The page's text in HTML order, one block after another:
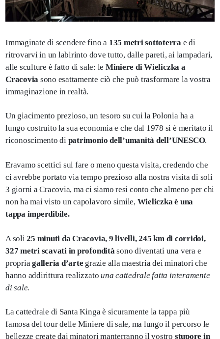
Immaginate di scendere fino a 135 metri sottoterra e di
ritrovarvi in un labirinto dove tutto, dalle pareti, ai lampadari,
alle sculture è fatto di sale: le Miniere di Wieliczka a
Cracovia sono esattamente ciò che può trasformare la vostra
immaginazione in realtà.
Un giacimento prezioso, un tesoro su cui la Polonia ha a
lungo costruito la sua economia e che dal 1978 si è meritato il
riconoscimento di patrimonio dell’umanità dell’UNESCO.
Eravamo scettici sul fare o meno questa visita, credendo che
ci avrebbe portato via tempo prezioso alla nostra visita di soli
3 giorni a Cracovia, ma ci siamo resi conto che almeno per chi
non ha mai visto un capolavoro simile, Wieliczka è una
tappa imperdibile.
A soli25 minuti da Cracovia, 9 livelli, 245 km di corridoi,
327 metri scavati in profondità sono diventati una vera e
propriagalleria d’arte grazie alla maestria dei minatori che
hanno addirittura realizzato una cattedrale fatta interamente
di sale.
La cattedrale di Santa Kinga è sicuramente la tappa più
famosa del tour delle Miniere di sale, ma lungo il percorso le
bellezze create dai minatori manterranno il vostro stupore in